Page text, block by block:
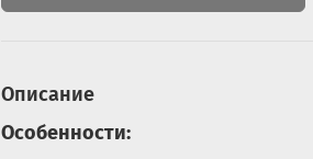
Описание
Особенности: